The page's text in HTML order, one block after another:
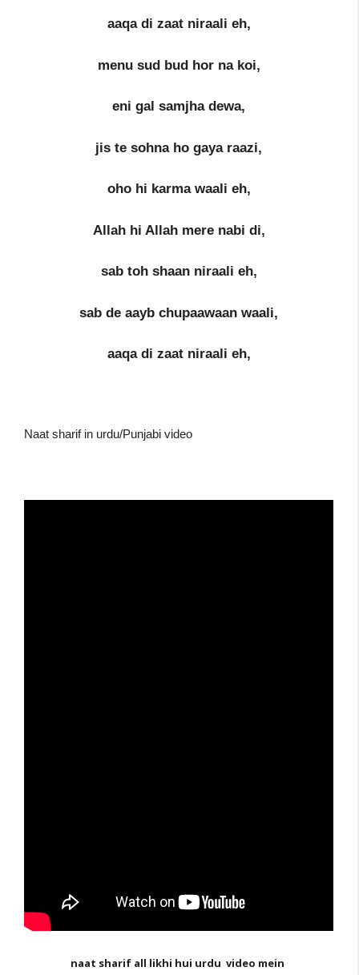
aaqa di zaat niraali eh,
menu sud bud hor na koi,
eni gal samjha dewa,
jis te sohna ho gaya raazi,
oho hi karma waali eh,
Allah hi Allah mere nabi di,
sab toh shaan niraali eh,
sab de aayb chupaawaan waali,
aaqa di zaat niraali eh,
Naat sharif in urdu/Punjabi video
naat sharif all likhi hui urdu video mein